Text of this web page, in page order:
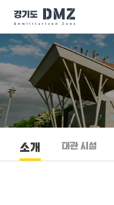
소개 대관 시설